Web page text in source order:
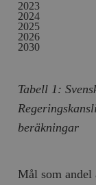
2023
2024
2025
2026
2030
Tabell 1:
beräkningar
Mål som andel